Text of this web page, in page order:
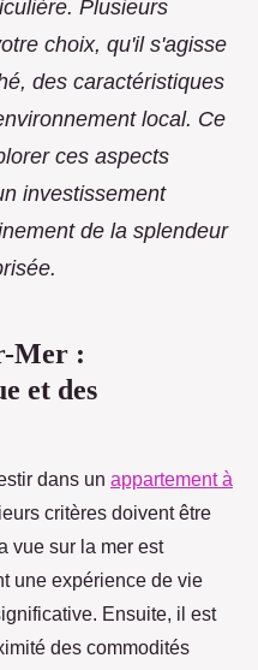
Plusieurs
choix, qu'il s'agisse
des caractéristiques
local. Ce
ces aspects
investissement
de la splendeur
Mer :
et des
dans un appartement à
critères doivent être
vue sur la mer est
une expérience de vie
Ensuite, il est
des commodités